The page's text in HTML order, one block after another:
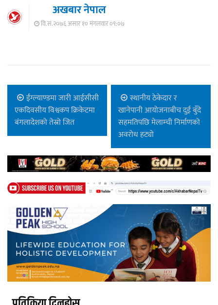
अखबार नेपाल
वि.सं.२०७६ असार १० मंगलवार ०९:०७
ईंग्ल्याण्डमा जारी आईसीसी
एकदिवसीय विश्वकप क्रिकेटमा
बंगलादेशको तेस्रो जित
स्थानीय ठेकेदार र
खानेपानी आयोजनाबीच दुई बुँदे
सहमतिपछि मेलाम्ची निर्माणको
अवरोध हट्यो